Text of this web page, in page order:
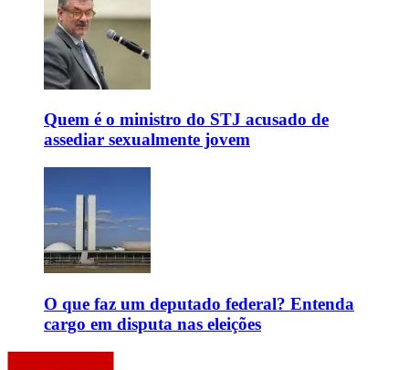
Quem é o ministro do STJ acusado de
assediar sexualmente jovem
O que faz um deputado federal? Entenda
cargo em disputa nas eleições